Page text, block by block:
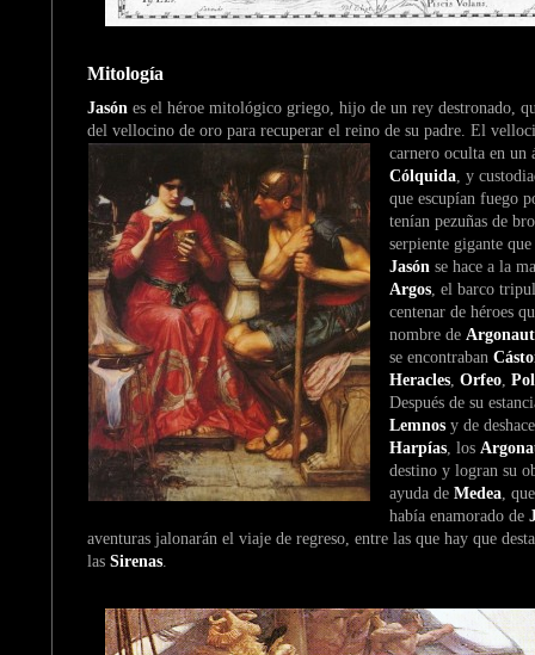
Mitología
Jasón es el héroe mitológico griego, hijo de un rey destronado,
del vellocino de oro para recuperar el reino de su padre. El
carnero oculta en
Cólquida , y
que escupían fuego
tenían pezuñas de
serpiente gigante
Jasón se hace a la
Argos , el barco
centenar de héroes
nombre de
se encontraban
Heracles Orfeo
Después de su
Lemnos y de
Harpías , los
destino y logran su
ayuda de Medea ,
había enamorado de
aventuras jalonarán el viaje de regreso, entre las que hay que
las Sirenas